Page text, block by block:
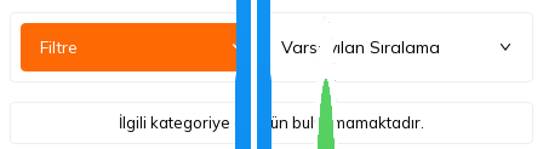
Filtre
İlgili kategoriye ait ürün bulunmamaktadır.